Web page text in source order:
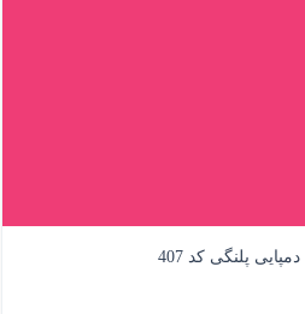
دمپایی پلنگی کد 407